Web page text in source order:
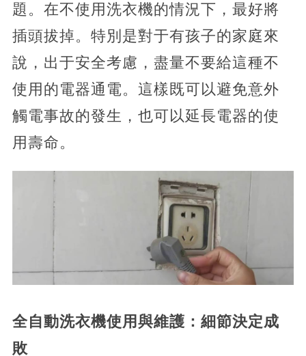
題。在不使用洗衣機的情況下，最好將
插頭拔掉。特別是對于有孩子的家庭來
說，出于安全考慮，盡量不要給這種不
使用的電器通電。這樣既可以避免意外
觸電事故的發生，也可以延長電器的使
用壽命。
全自動洗衣機使用與維護：細節決定成
敗